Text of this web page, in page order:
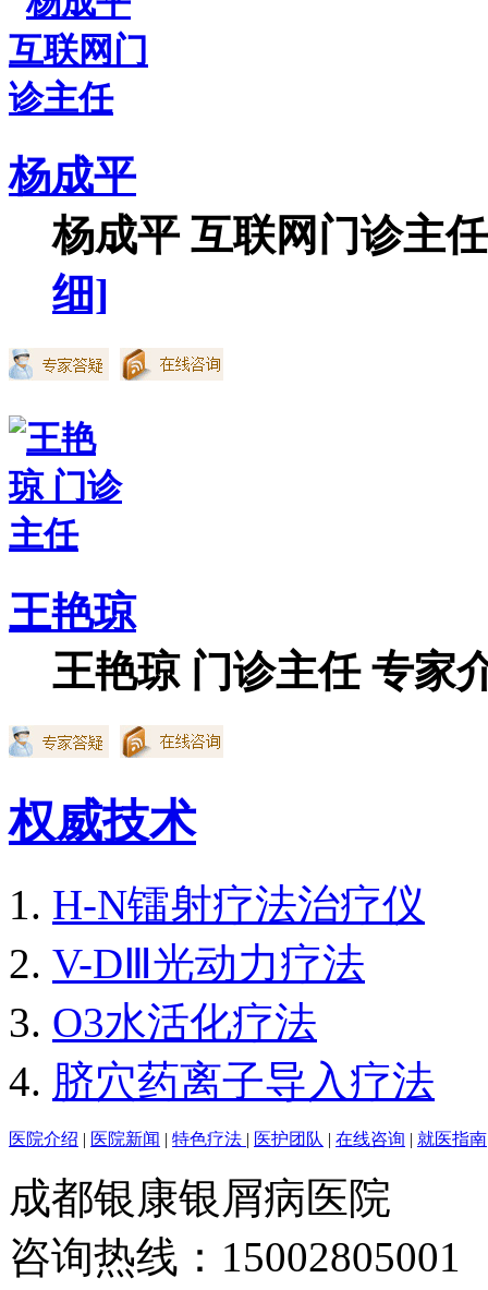
杨成平
杨成平 互联网门诊主
细]
王艳琼
王艳琼 门诊主任 专家
权威技术
H-N镭射疗法治疗仪
V-DⅢ光动力疗法
O3水活化疗法
脐穴药离子导入疗法
医院介绍 | 医院新闻 | 特色疗法 | 医护团队 | 在线咨询 | 就医指南
成都银康银屑病医院
咨询热线：15002805001